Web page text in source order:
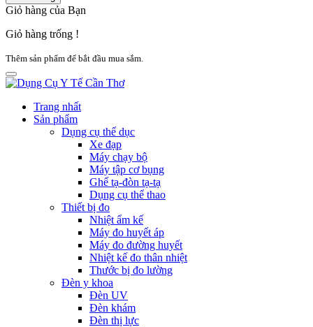
Giỏ hàng của Bạn
Giỏ hàng trống !
Thêm sản phẩm để bắt đầu mua sắm.
Trang nhất
Sản phẩm
Dụng cụ thể dục
Xe đạp
Máy chạy bộ
Máy tập cơ bụng
Ghế tạ-đòn tạ-tạ
Dụng cụ thể thao
Thiết bị đo
Nhiệt ẩm kế
Máy đo huyết áp
Máy đo đường huyết
Nhiệt kế đo thân nhiệt
Thước bị đo lường
Đèn y khoa
Đèn UV
Đèn khám
Đèn thị lực